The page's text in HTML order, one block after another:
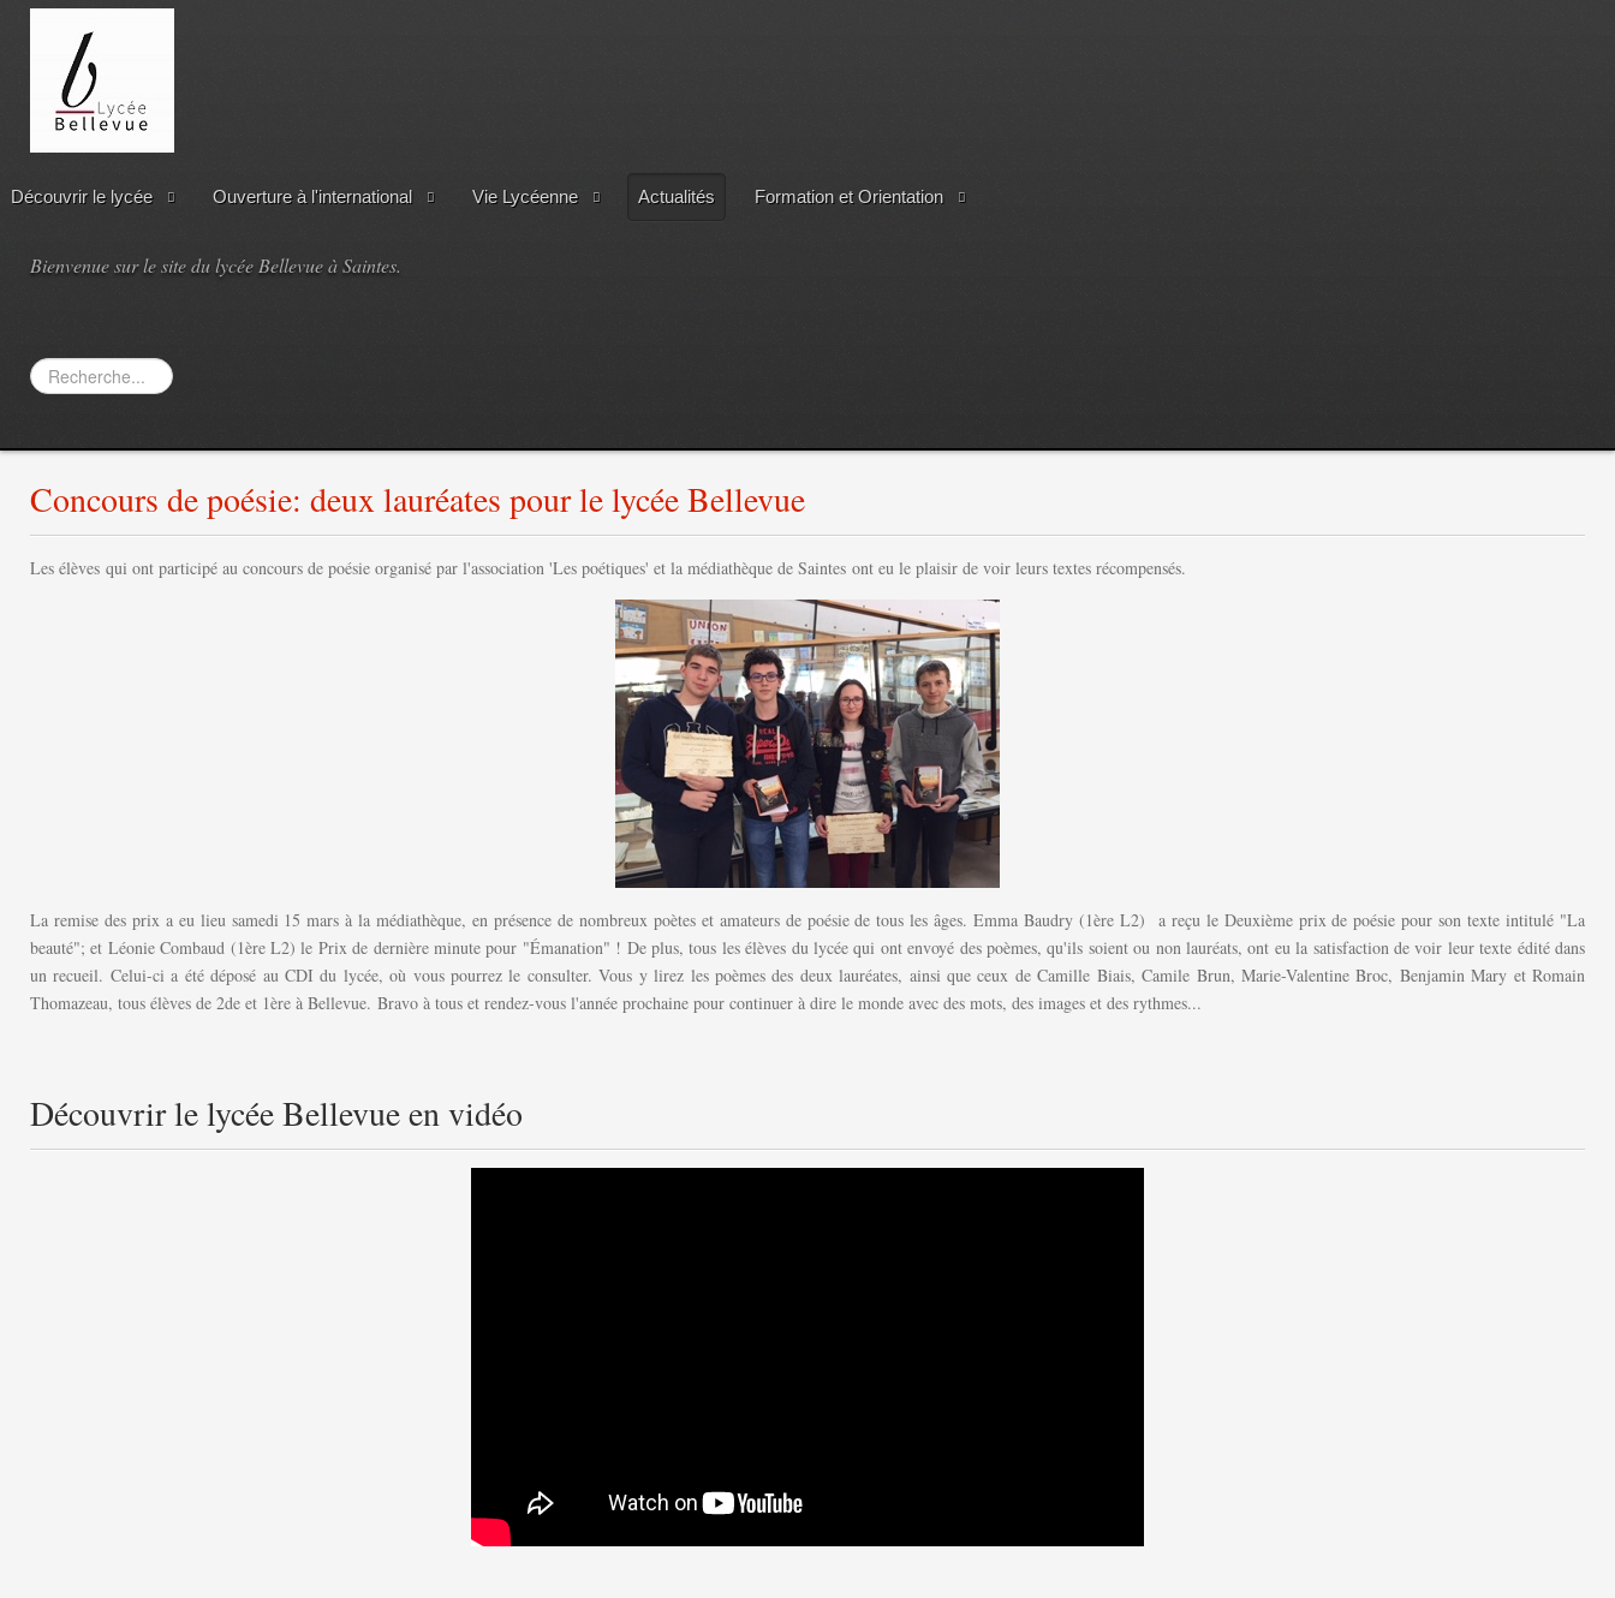
Découvrir le lycée Ouverture à l'international Vie Lycéenne Actualités Formation et Orientation
Bienvenue sur le site du lycée Bellevue à Saintes.
Rechercher
Concours de poésie: deux lauréates pour le lycée Bellevue
Les élèves qui ont participé au concours de poésie organisé par l'association 'Les poétiques' et la médiathèque de Saintes ont eu le plaisir de voir leurs textes récompensés.
La remise des prix a eu lieu samedi 15 mars à la médiathèque, en présence de nombreux poètes et amateurs de poésie de tous les âges. Emma Baudry (1ère L2) a reçu le Deuxième prix de poésie pour son texte intitulé "La
beauté"; et Léonie Combaud (1ère L2) le Prix de dernière minute pour "Émanation" ! De plus, tous les élèves du lycée qui ont envoyé des poèmes, qu'ils soient ou non lauréats, ont eu la satisfaction de voir leur texte édité dans
un recueil. Celui-ci a été déposé au CDI du lycée, où vous pourrez le consulter. Vous y lirez les poèmes des deux lauréates, ainsi que ceux de Camille Biais, Camile Brun, Marie-Valentine Broc, Benjamin Mary et Romain
Thomazeau, tous élèves de 2de et 1ère à Bellevue. Bravo à tous et rendez-vous l'année prochaine pour continuer à dire le monde avec des mots, des images et des rythmes...
Découvrir le lycée Bellevue en vidéo